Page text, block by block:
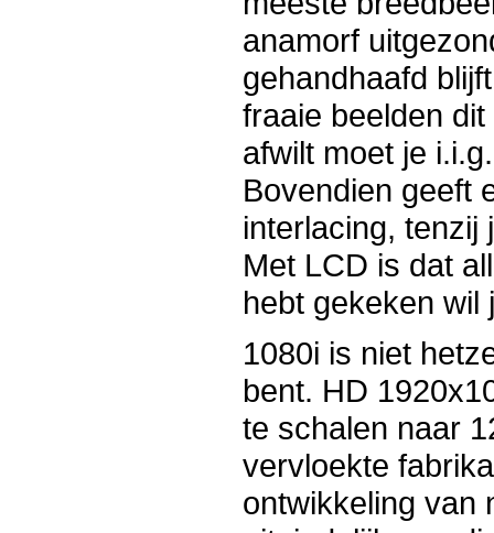
anamorf
gehandhaafd
fraaie beelden
afwilt moet je
Bovendien geeft
interlacing, tenzij
Met LCD is dat
hebt gekeken wil
1080i is niet
bent. HD
te schalen naar
vervloekte
ontwikkeling van